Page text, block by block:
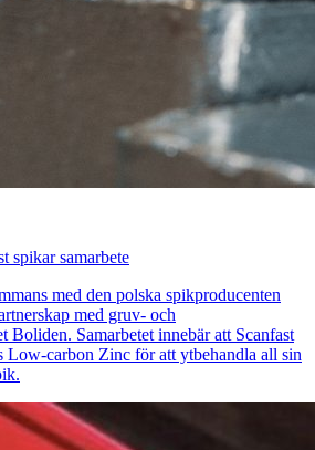
spikar samarbete
med den polska spikproducenten
med gruv- och
Boliden. Samarbetet innebär att Scanfast
Low-carbon Zinc för att ytbehandla all sin